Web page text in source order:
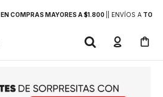
EN COMPRAS MAYORES A $1.800 | ENVÍOS ATODO